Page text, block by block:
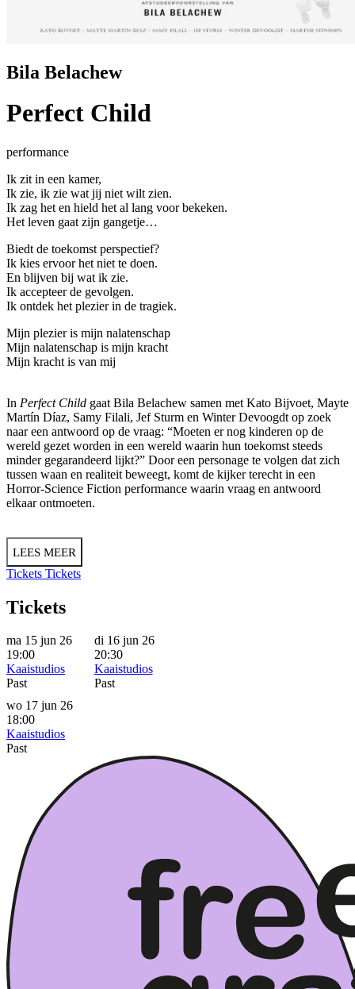
Bila Belachew
Perfect Child
performance
Ik zit in een kamer,
Ik zie, ik zie wat jij niet wilt zien.
Ik zag het en hield het al lang voor bekeken.
Het leven gaat zijn gangetje…
Biedt de toekomst perspectief?
Ik kies ervoor het niet te doen.
En blijven bij wat ik zie.
Ik accepteer de gevolgen.
Ik ontdek het plezier in de tragiek.
Mijn plezier is mijn nalatenschap
Mijn nalatenschap is mijn kracht
Mijn kracht is van mij
In Perfect Child gaat Bila Belachew samen met Kato Bijvoet, Mayte
Martín Díaz, Samy Filali, Jef Sturm en Winter Devoogdt op zoek
naar een antwoord op de vraag: “Moeten er nog kinderen op de
wereld gezet worden in een wereld waarin hun toekomst steeds
minder gegarandeerd lijkt?” Door een personage te volgen dat zich
tussen waan en realiteit beweegt, komt de kijker terecht in een
Horror-Science Fiction performance waarin vraag en antwoord
elkaar ontmoeten.
LEES MEER
Tickets Tickets
Tickets
ma 15 jun 26
19:00
Kaaistudios
Past
di 16 jun 26
20:30
Kaaistudios
Past
wo 17 jun 26
18:00
Kaaistudios
Past